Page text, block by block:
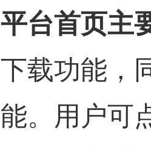
平台首页主
下载功能，
能。用户可